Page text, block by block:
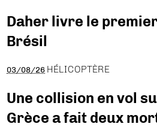
Daher livre le
Brésil
03/08/26 HÉLICOPTÈRE
Une collision en vol
Grèce a fait deux